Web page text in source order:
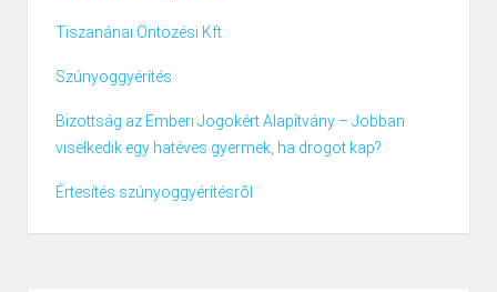
Tiszanánai Öntözési Kft.
Szúnyoggyérítés
Bizottság az Emberi Jogokért Alapítvány – Jobban
viselkedik egy hatéves gyermek, ha drogot kap?
Értesítés szúnyoggyérítésről